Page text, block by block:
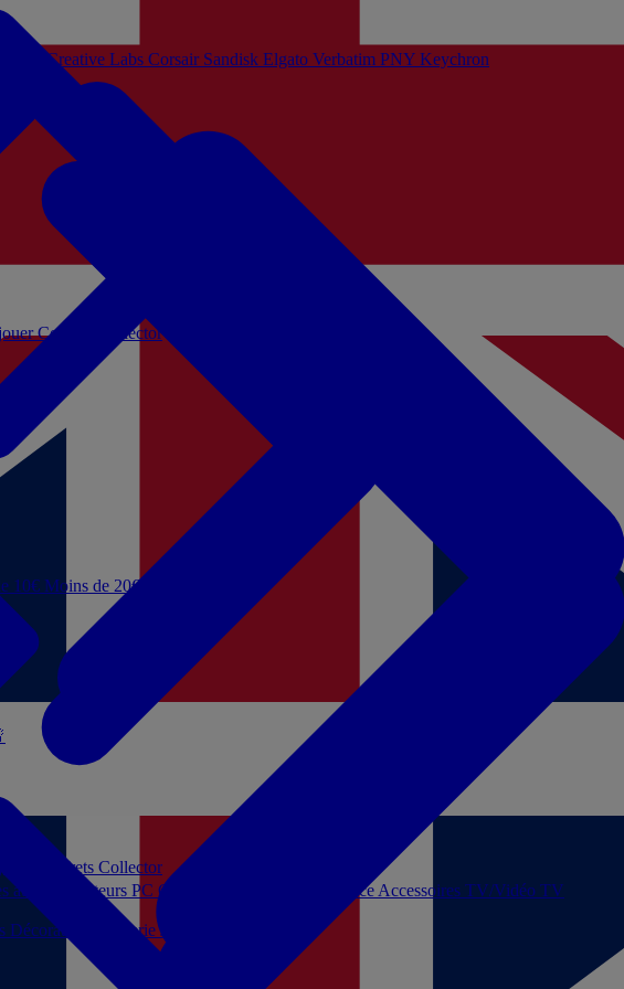
10€ Moins de 20€
Décoration PapeterieJeux de société
Coffrets Collector
Coffrets Collector
audio Moniteurs PC Casques filaires Audio Licence Accessoires TV/Vidéo TV
Creative Labs Corsair Sandisk Elgato Verbatim PNY Keychron